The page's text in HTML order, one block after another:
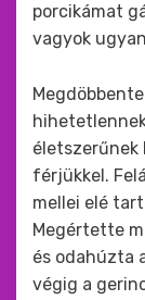
porcikámat
vagyok
életszerűnek
férjükkel.
mellei elé
Megértette
és odahúzta
végig a